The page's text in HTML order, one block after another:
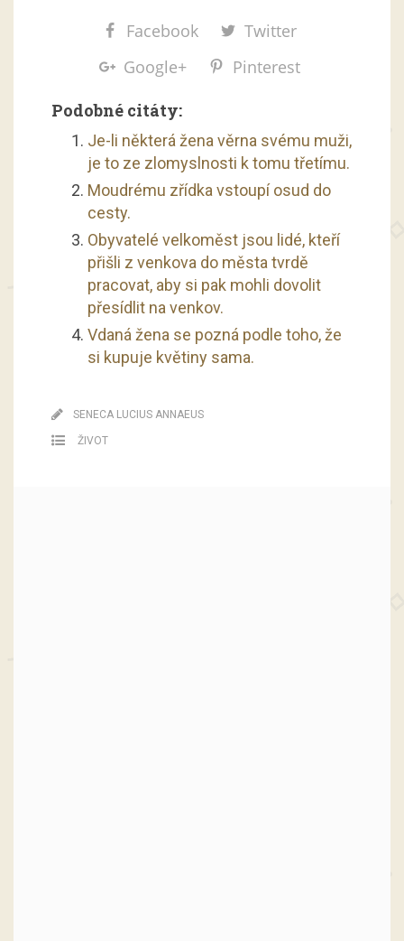
Facebook
Twitter
Google+
Pinterest
Podobné citáty:
Je-li některá žena věrna svému muži,
je to ze zlomyslnosti k tomu třetímu.
Moudrému zřídka vstoupí osud do
cesty.
Obyvatelé velkoměst jsou lidé, kteří
přišli z venkova do města tvrdě
pracovat, aby si pak mohli dovolit
přesídlit na venkov.
Vdaná žena se pozná podle toho, že
si kupuje květiny sama.
SENECA LUCIUS ANNAEUS
ŽIVOT